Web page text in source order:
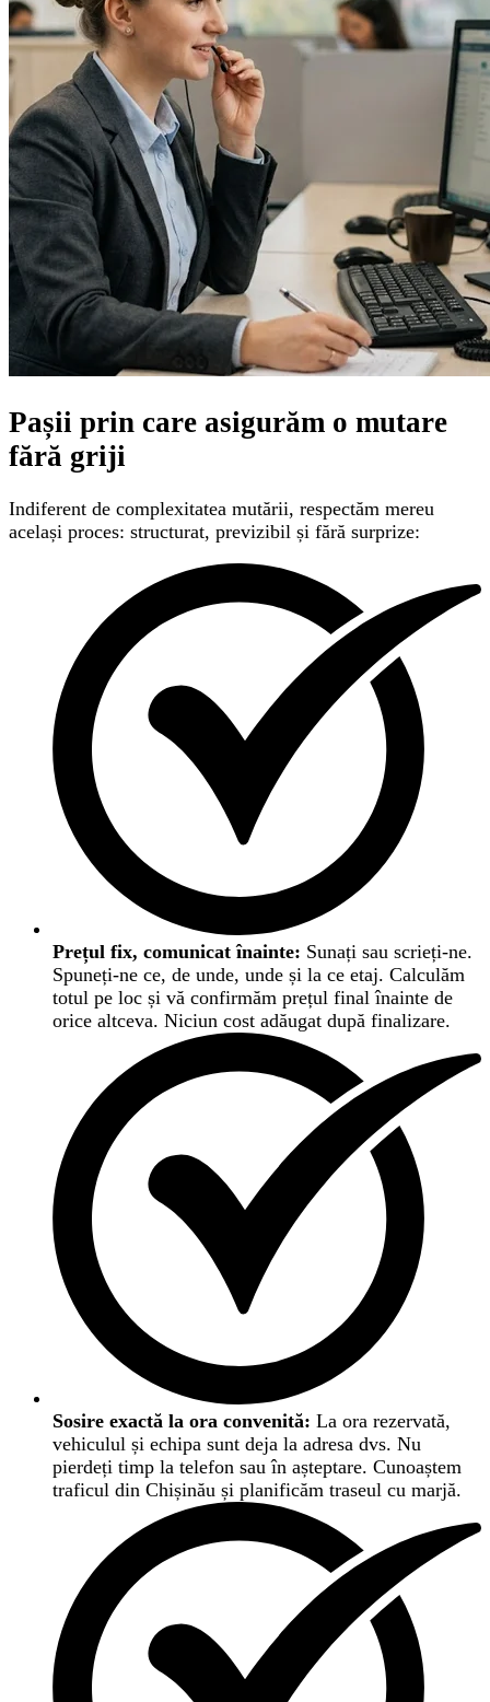
Pașii prin care asigurăm o mutare
fără griji
Indiferent de complexitatea mutării, respectăm mereu
același proces: structurat, previzibil și fără surprize:
Prețul fix, comunicat înainte: Sunați sau scrieți-ne.
Spuneți-ne ce, de unde, unde și la ce etaj. Calculăm
totul pe loc și vă confirmăm prețul final înainte de
orice altceva. Niciun cost adăugat după finalizare.
Sosire exactă la ora convenită: La ora rezervată,
vehiculul și echipa sunt deja la adresa dvs. Nu
pierdeți timp la telefon sau în așteptare. Cunoaștem
traficul din Chișinău și planificăm traseul cu marjă.